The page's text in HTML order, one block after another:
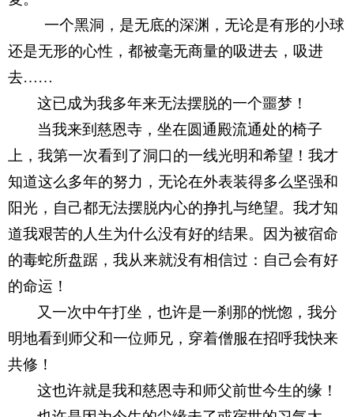
一个黑洞，是无底的深渊，无论是有形的小球
还是无形的心性，都被毫无商量的吸进去，吸进
去……
这已成为我多年来无法摆脱的一个噩梦！
当我来到慈恩寺，坐在圆通殿流通处的椅子
上，我第一次看到了洞口的一线光明和希望！我才
知道这么多年的努力，无论在外表装得多么坚强和
阳光，自己都无法摆脱内心的挣扎与绝望。我才知
道我艰苦的人生为什么没有好的结果。因为被宿命
的毒蛇所盘踞，我从来就没有相信过：自己会有好
的命运！
又一次中午打坐，也许是一刹那的恍惚，我分
明地看到师父和一位师兄，穿着僧服在招呼我快来
共修！
这也许就是我和慈恩寺和师父前世今生的缘！